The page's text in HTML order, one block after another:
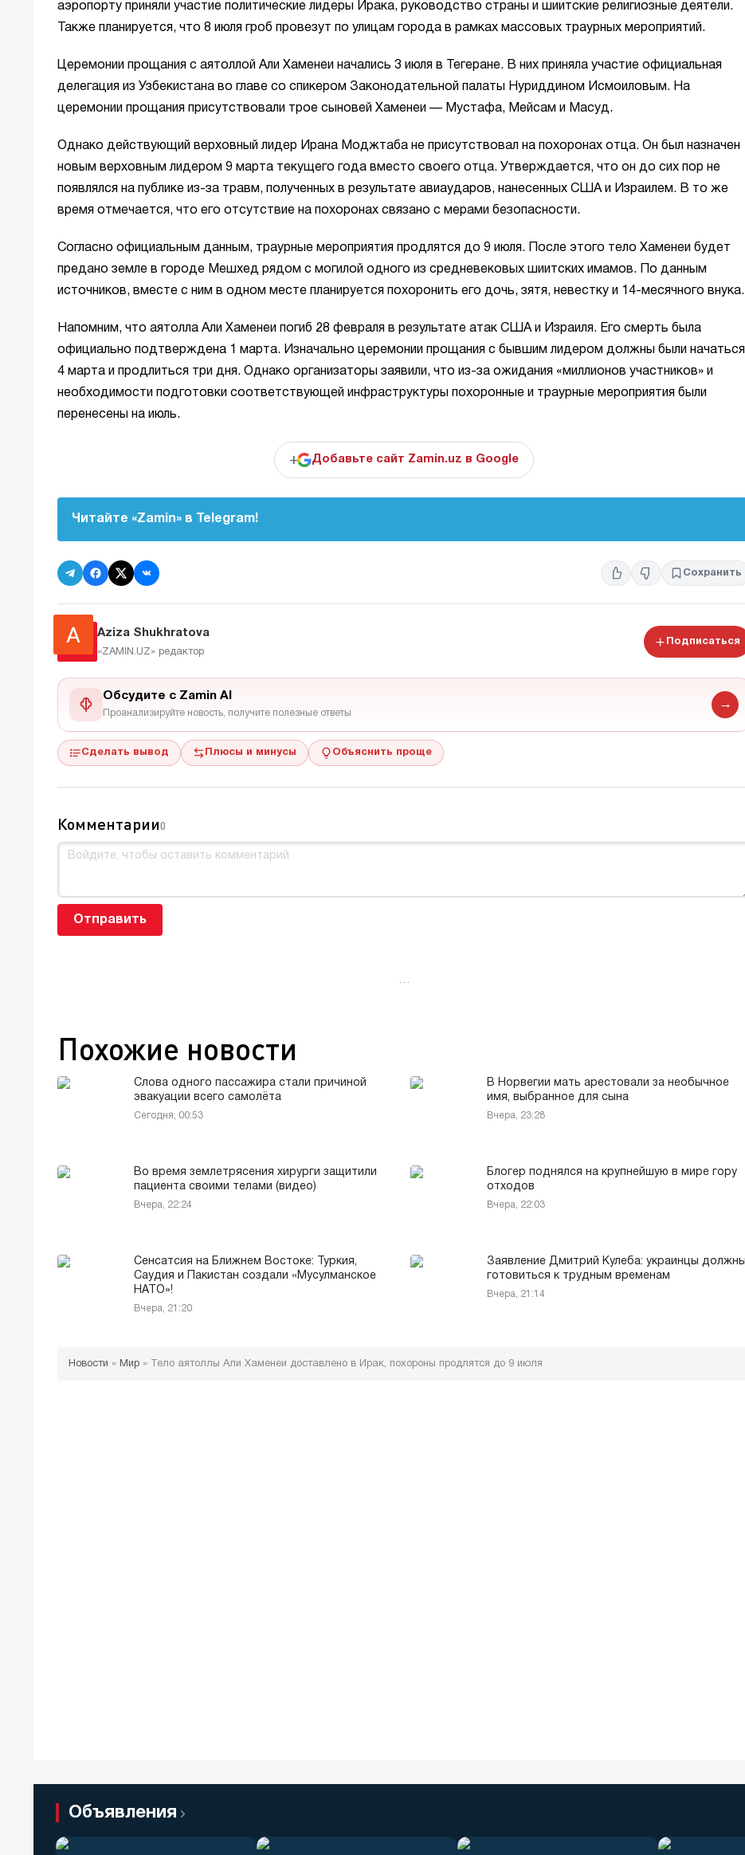
аэропорту приняли участие политические лидеры Ирака, руководство страны и шиитские религиозные деятели.
Также планируется, что 8 июля гроб провезут по улицам города в рамках массовых траурных мероприятий.
Церемонии прощания с аятоллой Али Хаменеи начались 3 июля в Тегеране. В них приняла участие официальная
делегация из Узбекистана во главе со спикером Законодательной палаты Нуриддином Исмоиловым. На
церемонии прощания присутствовали трое сыновей Хаменеи — Мустафа, Мейсам и Масуд.
Однако действующий верховный лидер Ирана Моджтаба не присутствовал на похоронах отца. Он был назначен
новым верховным лидером 9 марта текущего года вместо своего отца. Утверждается, что он до сих пор не
появлялся на публике из-за травм, полученных в результате авиаударов, нанесенных США и Израилем. В то же
время отмечается, что его отсутствие на похоронах связано с мерами безопасности.
Согласно официальным данным, траурные мероприятия продлятся до 9 июля. После этого тело Хаменеи будет
предано земле в городе Мешхед рядом с могилой одного из средневековых шиитских имамов. По данным
источников, вместе с ним в одном месте планируется похоронить его дочь, зятя, невестку и 14-месячного внука.
Напомним, что аятолла Али Хаменеи погиб 28 февраля в результате атак США и Израиля. Его смерть была
официально подтверждена 1 марта. Изначально церемонии прощания с бывшим лидером должны были начаться
4 марта и продлиться три дня. Однако организаторы заявили, что из-за ожидания «миллионов участников» и
необходимости подготовки соответствующей инфраструктуры похоронные и траурные мероприятия были
перенесены на июль.
+ Добавьте сайт Zamin.uz в Google
Читайте «Zamin» в Telegram!
Сохранить
Aziza Shukhratova
«ZAMIN.UZ» редактор
Подписаться
Обсудите с Zamin AI
Проанализируйте новость, получите полезные ответы
→
Сделать вывод Плюсы и минусы Объяснить проще
Комментарии0
Отправить
…
Похожие новости
Слова одного пассажира стали причиной
эвакуации всего самолёта
Сегодня, 00:53
В Норвегии мать арестовали за необычное
имя, выбранное для сына
Вчера, 23:28
Во время землетрясения хирурги защитили
пациента своими телами (видео)
Вчера, 22:24
Блогер поднялся на крупнейшую в мире гору
отходов
Вчера, 22:03
Сенсатсия на Ближнем Востоке: Туркия,
Саудия и Пакистан создали «Мусулманское
НАТО»!
Вчера, 21:20
Заявление Дмитрий Кулеба: украинцы должны
готовиться к трудным временам
Вчера, 21:14
Новости » Мир » Тело аятоллы Али Хаменеи доставлено в Ирак, похороны продлятся до 9 июля
Объявления